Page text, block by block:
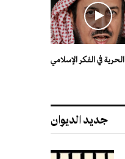
الحرية في الفكر الإسلامي
جديد الديوان